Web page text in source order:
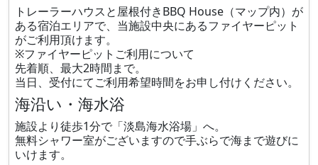
トレーラーハウスと屋根付きBBQ House（マップ内）が
ある宿泊エリアで、当施設中央にあるファイヤーピット
がご利用頂けます。
※ファイヤーピットご利用について
先着順、最大2時間まで。
当日、受付にてご利用希望時間をお申し付けください。
海沿い・海水浴
施設より徒歩1分で「淡島海水浴場」へ。
無料シャワー室がございますので手ぶらで海まで遊びに
いけます。